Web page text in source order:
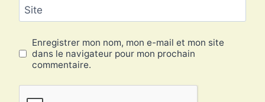
Site
Enregistrer mon nom, mon e-mail et mon site
dans le navigateur pour mon prochain
commentaire.